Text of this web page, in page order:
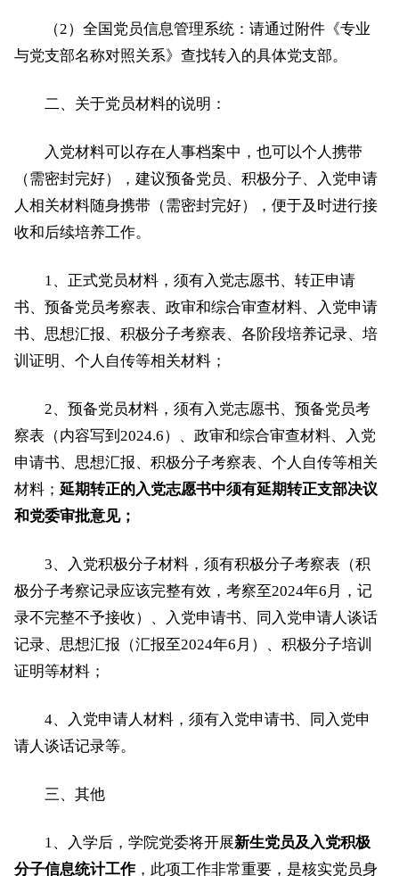
（2）全国党员信息管理系统：请通过附件《专业
与党支部名称对照关系》查找转入的具体党支部。
二、关于党员材料的说明：
入党材料可以存在人事档案中，也可以个人携带
（需密封完好），建议预备党员、积极分子、入党申请
人相关材料随身携带（需密封完好），便于及时进行接
收和后续培养工作。
1、正式党员材料，须有入党志愿书、转正申请
书、预备党员考察表、政审和综合审查材料、入党申请
书、思想汇报、积极分子考察表、各阶段培养记录、培
训证明、个人自传等相关材料；
2、预备党员材料，须有入党志愿书、预备党员考
察表（内容写到2024.6）、政审和综合审查材料、入党
申请书、思想汇报、积极分子考察表、个人自传等相关
材料； 延期转正的入党志愿书中须有延期转正支部决议
和党委审批意见；
3、入党积极分子材料，须有积极分子考察表（积
极分子考察记录应该完整有效，考察至2024年6月，记
录不完整不予接收）、入党申请书、同入党申请人谈话
记录、思想汇报（汇报至2024年6月）、积极分子培训
证明等材料；
4、入党申请人材料，须有入党申请书、同入党申
请人谈话记录等。
三、其他
1、入学后，学院党委将开展新生党员及入党积极
分子信息统计工作，此项工作非常重要，是核实党员身